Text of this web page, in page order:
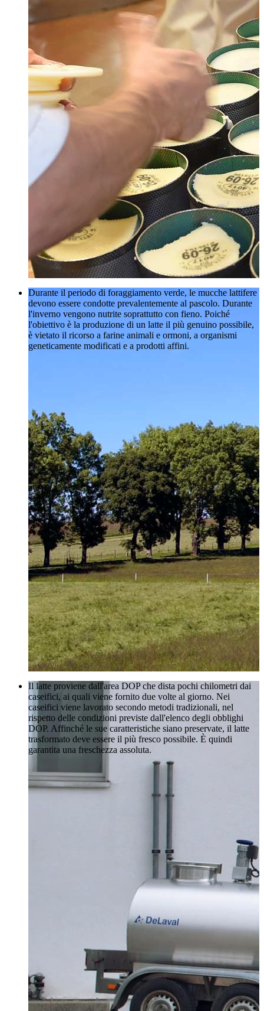
Durante il periodo di foraggiamento verde, le mucche lattifere
devono essere condotte prevalentemente al pascolo. Durante
l'inverno vengono nutrite soprattutto con fieno. Poiché
l'obiettivo è la produzione di un latte il più genuino possibile,
è vietato il ricorso a farine animali e ormoni, a organismi
geneticamente modificati e a prodotti affini.
Il latte proviene dall'area DOP che dista pochi chilometri dai
caseifici, ai quali viene fornito due volte al giorno. Nei
caseifici viene lavorato secondo metodi tradizionali, nel
rispetto delle condizioni previste dall'elenco degli obblighi
DOP. Affinché le sue caratteristiche siano preservate, il latte
trasformato deve essere il più fresco possibile. È quindi
garantita una freschezza assoluta.